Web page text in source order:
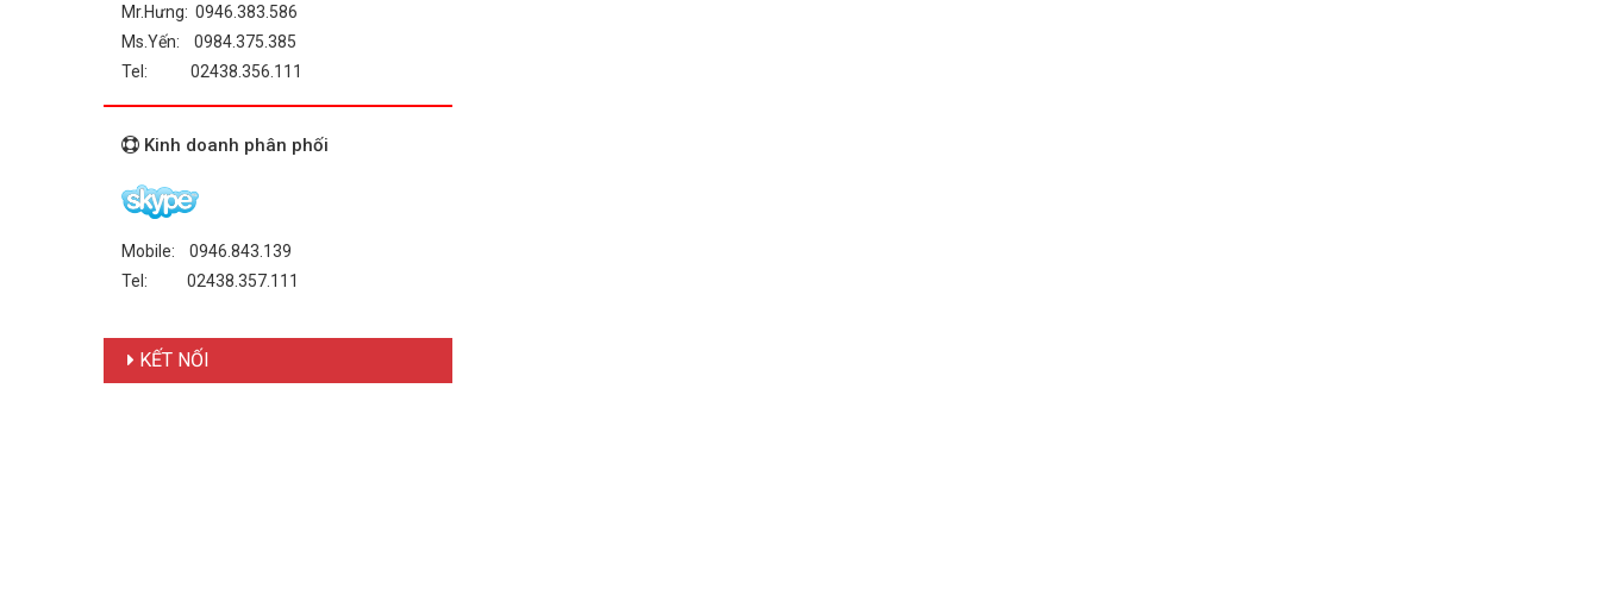
Mr.Hưng: 0946.383.586
Ms.Yến: 0984.375.385
Tel: 02438.356.111
Kinh doanh phân phối
Mobile: 0946.843.139
Tel: 02438.357.111
KẾT NỐI